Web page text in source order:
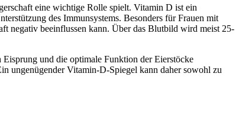
eine wichtige Rolle spielt. Vitamin D ist ein
des Immunsystems. Besonders für Frauen mit
negativ beeinflussen kann. Über das Blutbild wird meist 25-
und die optimale Funktion der Eierstöcke
ungenügender Vitamin-D-Spiegel kann daher sowohl zu